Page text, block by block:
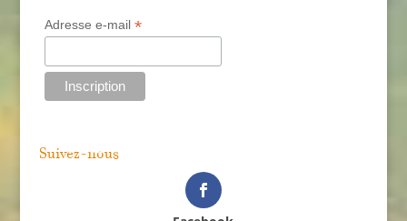
Adresse e-mail *
Suivez-nous